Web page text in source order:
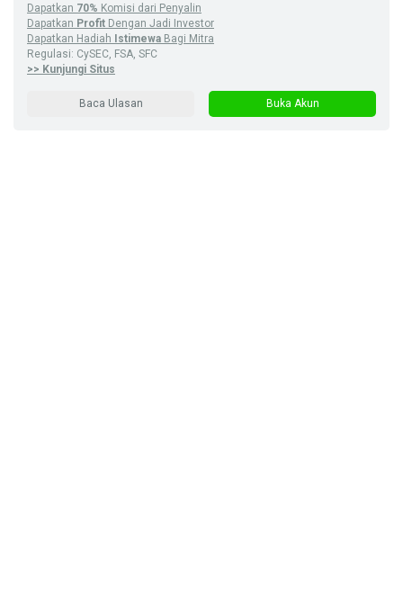
Dapatkan 70% Komisi dari Penyalin
Dapatkan Profit Dengan Jadi Investor
Dapatkan Hadiah Istimewa Bagi Mitra
Regulasi: CySEC, FSA, SFC
>> Kunjungi Situs
Baca Ulasan Buka Akun